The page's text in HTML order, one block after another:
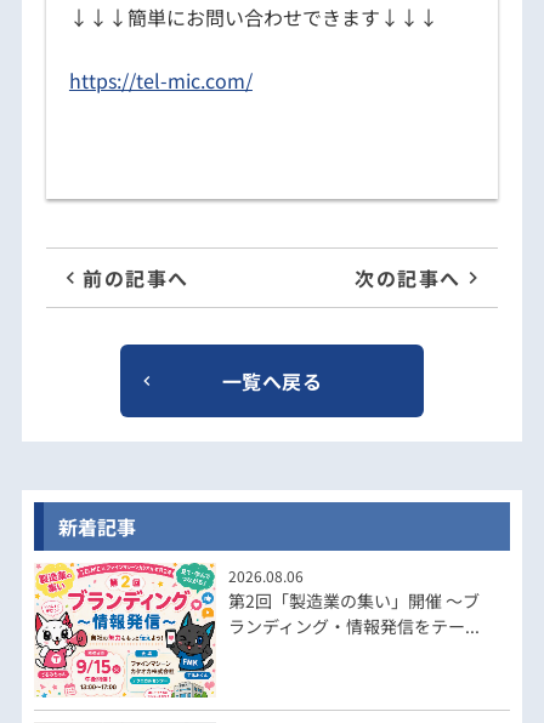
↓↓↓簡単にお問い合わせできます↓↓↓
https://tel-mic.com/
前の記事へ 次の記事へ
一覧へ戻る
新着記事
2026.08.06
第2回「製造業の集い」開催 ～ブ
ランディング・情報発信をテー...